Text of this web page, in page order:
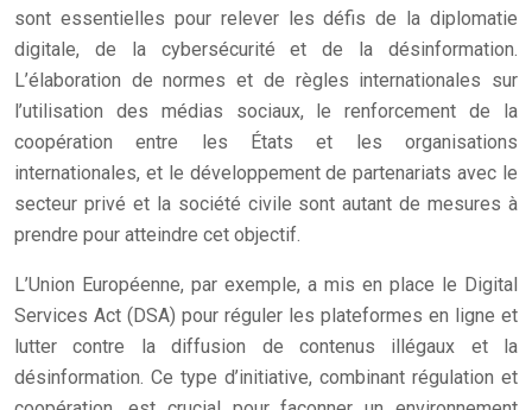
sont essentielles pour relever les défis de la diplomatie
digitale, de la cybersécurité et de la désinformation.
L’élaboration de normes et de règles internationales sur
l’utilisation des médias sociaux, le renforcement de la
coopération entre les États et les organisations
internationales, et le développement de partenariats avec le
secteur privé et la société civile sont autant de mesures à
prendre pour atteindre cet objectif.
L’Union Européenne, par exemple, a mis en place le Digital
Services Act (DSA) pour réguler les plateformes en ligne et
lutter contre la diffusion de contenus illégaux et la
désinformation. Ce type d’initiative, combinant régulation et